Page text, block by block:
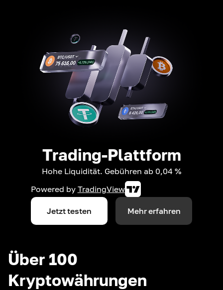
Trading-Plattform
Hohe Liquidität. Gebühren ab 0,04 %
Powered by TradingView
Jetzt testen Mehr erfahren
Über 100
Kryptowährungen